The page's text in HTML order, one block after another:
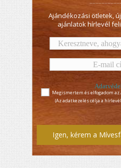
Ajándékozási ötletek,
ajánlatok hírlevél
Megismertem és elfogadom
(Az adatkezelés célja a
Igen, kérem a